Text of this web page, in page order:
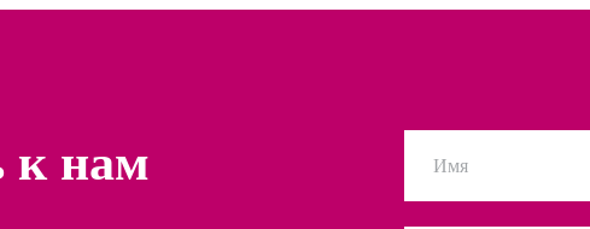
к нам
Имя